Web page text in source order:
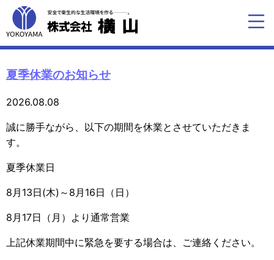
夏季休業のお知らせ
2026.08.08
誠に勝手ながら、以下の期間を休業とさせていただきま
す。
夏季休業日
8月13日(木)～8月16日（日）
8月17日（月）より通常営業
上記休業期間中に緊急を要する場合は、ご連絡ください。